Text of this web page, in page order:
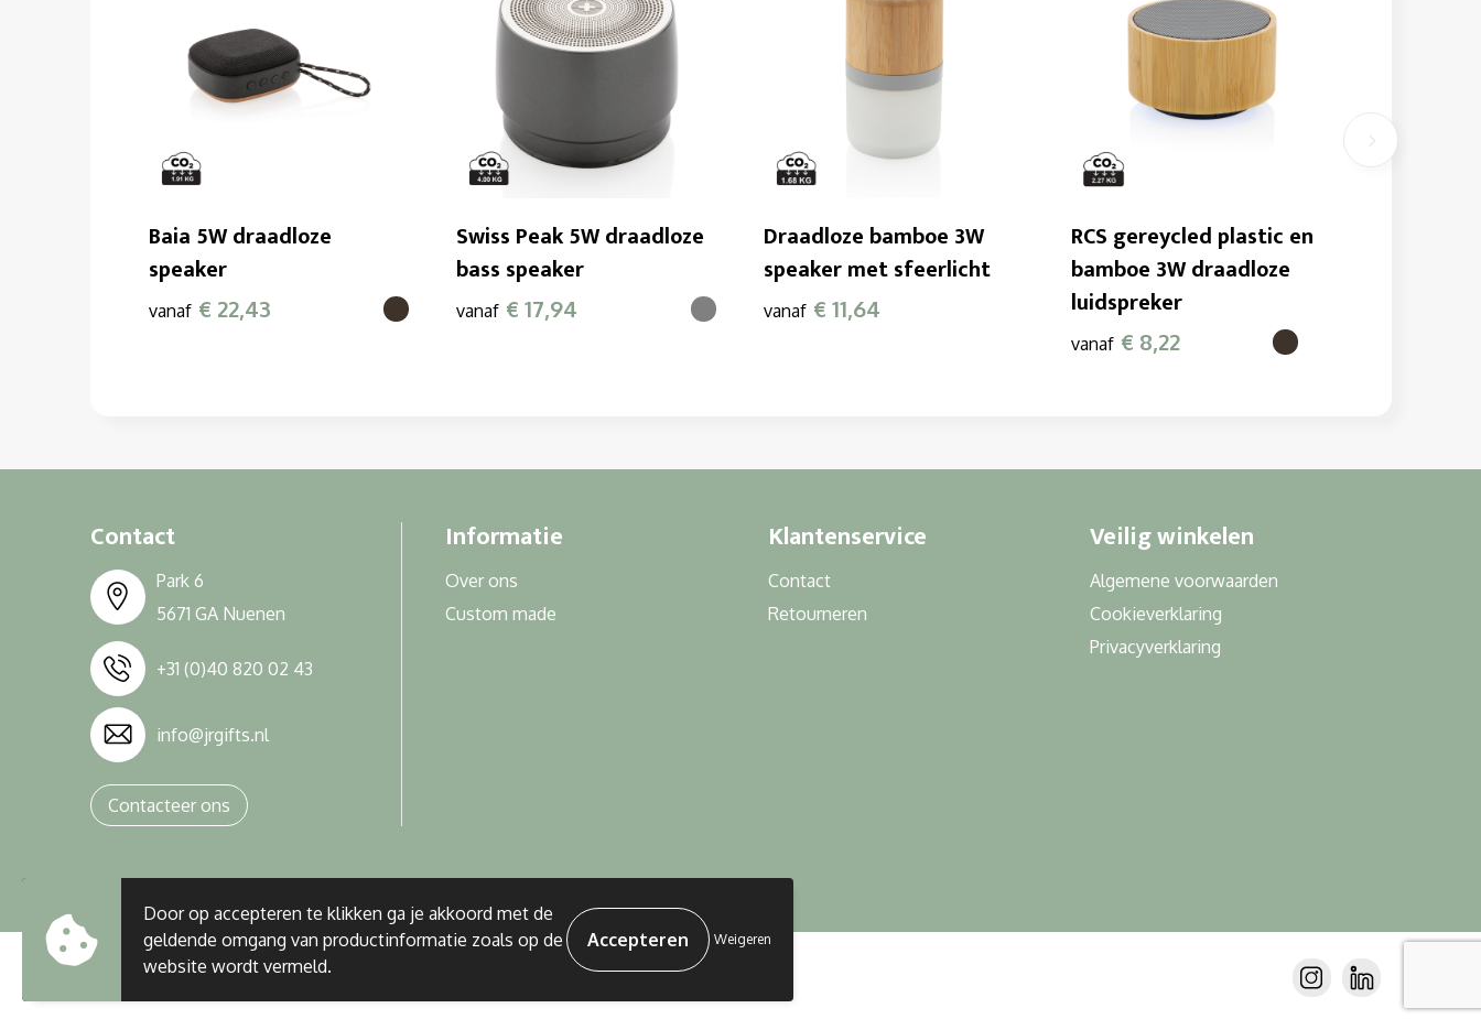
Baia 5W draadloze
speaker
vanaf € 22,43
Swiss Peak 5W draadloze
bass speaker
vanaf € 17,94
Draadloze bamboe 3W
speaker met sfeerlicht
vanaf € 11,64
RCS gereycled plastic en
bamboe 3W draadloze
luidspreker
vanaf € 8,22
Contact
Park 6
5671 GA Nuenen
+31 (0)40 820 02 43
info@jrgifts.nl
Contacteer ons
Informatie
Over ons
Custom made
Klantenservice
Contact
Retourneren
Veilig winkelen
Algemene voorwaarden
Cookieverklaring
Privacyverklaring
© Copyright J&R Gifts 2023
Door op accepteren te klikken ga je akkoord met de
geldende omgang van productinformatie zoals op de
website wordt vermeld.
Weigeren